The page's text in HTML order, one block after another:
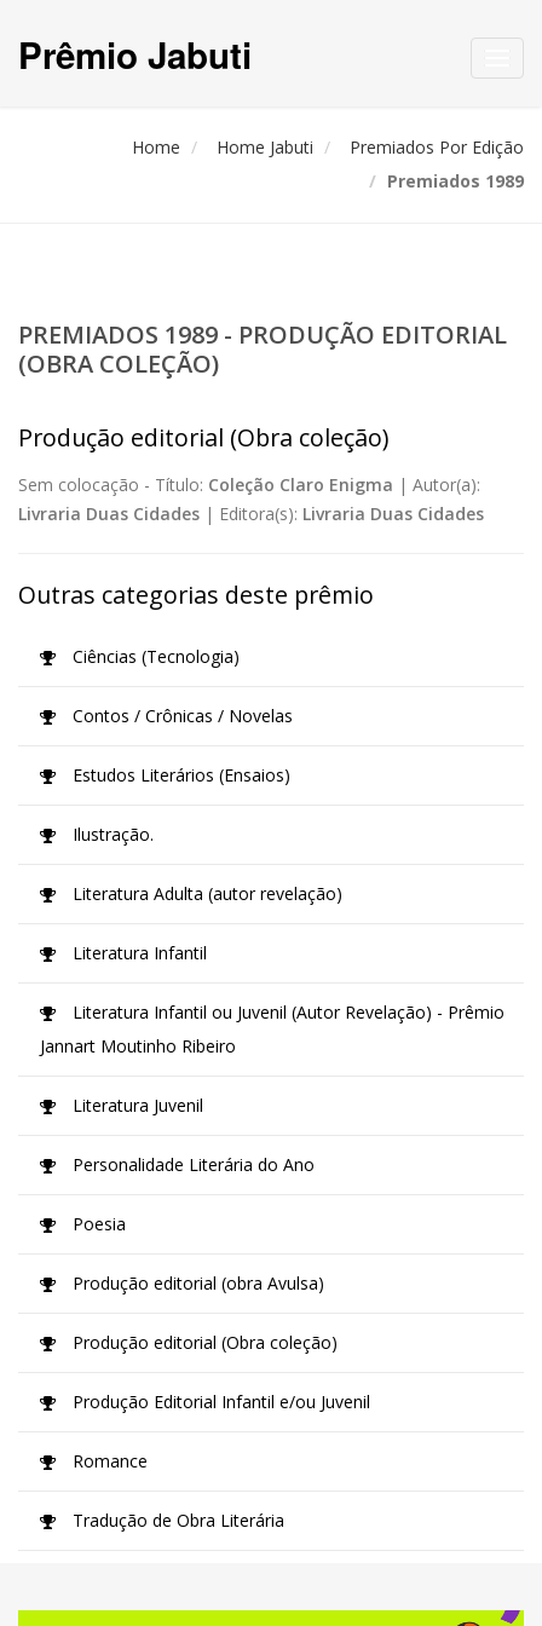
Prêmio Jabuti
Home Home Jabuti
Premiados Por Edição
Premiados 1989
PREMIADOS 1989 - PRODUÇÃO EDITORIAL
(OBRA COLEÇÃO)
Produção editorial (Obra coleção)
Sem colocação - Título: Coleção Claro Enigma | Autor(a):
Livraria Duas Cidades | Editora(s): Livraria Duas Cidades
Outras categorias deste prêmio
Ciências (Tecnologia)
Contos / Crônicas / Novelas
Estudos Literários (Ensaios)
Ilustração.
Literatura Adulta (autor revelação)
Literatura Infantil
Literatura Infantil ou Juvenil (Autor Revelação) - Prêmio
Jannart Moutinho Ribeiro
Literatura Juvenil
Personalidade Literária do Ano
Poesia
Produção editorial (obra Avulsa)
Produção editorial (Obra coleção)
Produção Editorial Infantil e/ou Juvenil
Romance
Tradução de Obra Literária